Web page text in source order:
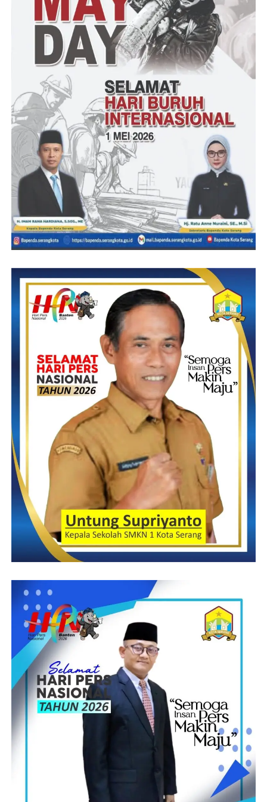
diproses hukum.
Pertanyaan Kunci: Siapa dalang di balik persekongkolan tender
Rp 40 Miliar ini, dan mengapa institusi pengawas seolah ‘tutup
mata’ selama dua tahun proyek ini terbengkalai, hingga LSM
GMAKS harus turun tangan? (Andini sofila).
Post Views: 13